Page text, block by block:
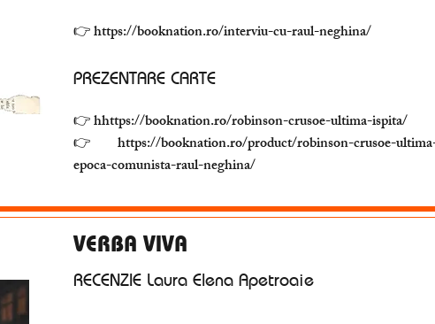
👉https://booknation.ro/interviu-cu-raul-neghina/
PREZENTARE CARTE
👉 hhttps://booknation.ro/robinson-crusoe-ultima-ispita/
👉 https://booknation.ro/product/robinson-crusoe-
epoca-comunista-raul-neghina/
VERBA VIVA
RECENZIE Laura Elena Apetroaie